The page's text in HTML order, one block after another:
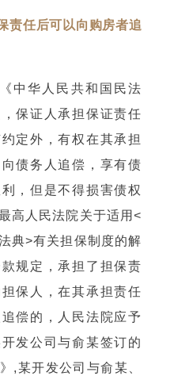
责任后可以向购房者追
中华人民共和国民法
保证人承担保证责任
定外，有权在其承担
债务人追偿，享有债
，但是不得损害债权
高人民法院关于适用<
典>有关担保制度的解
规定，承担了担保责
保人，在其承担责任
偿的，人民法院应予
发公司与俞某签订的
,某开发公司与俞某、